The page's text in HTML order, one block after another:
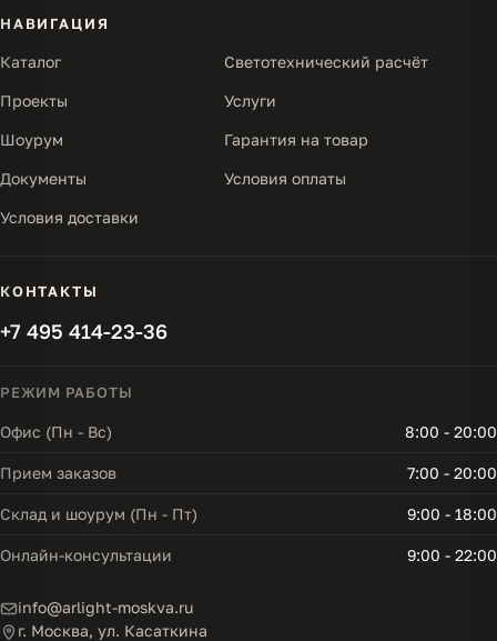
НАВИГАЦИЯ
Каталог Светотехнический расчёт
Проекты Услуги
Шоурум Гарантия на товар
Документы Условия оплаты
Условия доставки
КОНТАКТЫ
+7 495 414-23-36
РЕЖИМ РАБОТЫ
Офис (Пн - Вс) 8:00 - 20:00
Прием заказов 7:00 - 20:00
Склад и шоурум (Пн - Пт) 9:00 - 18:00
Онлайн-консультации 9:00 - 22:00
info@arlight-moskva.ru
г. Москва, ул. Касаткина